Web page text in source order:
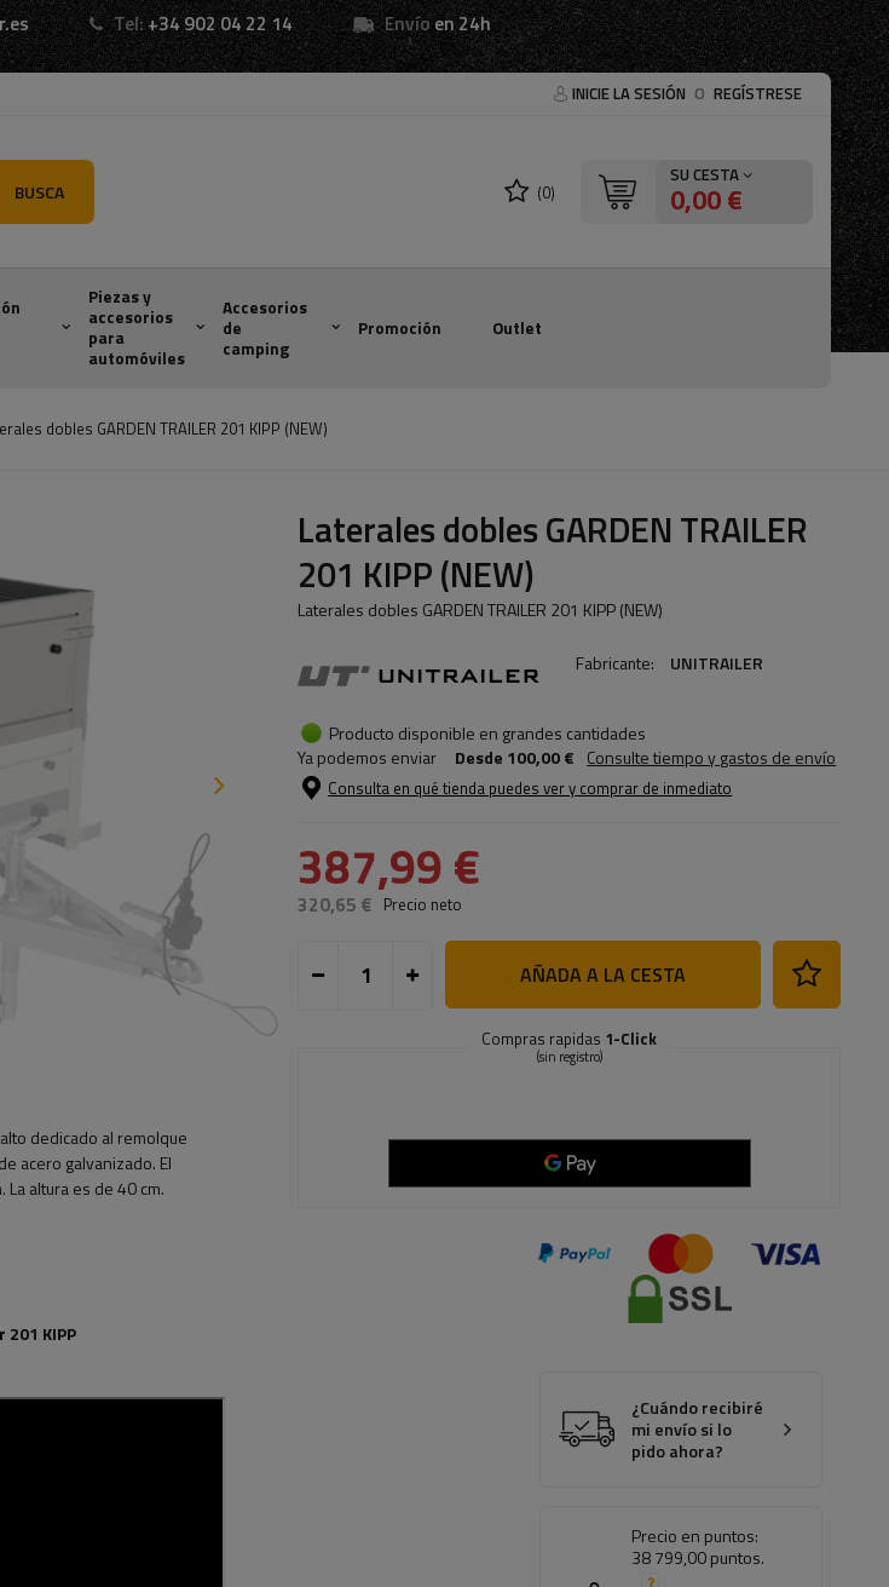
Tel: +34 902 04 22 14 Envíoen 24h
INICIE LA SESIÓN O REGÍSTRESE
BUSCA (0)
SU CESTA
0,00 €
Piezas y
accesorios
para
automóviles
Accesorios
de
camping
Promoción Outlet
dobles GARDEN TRAILER 201 KIPP (NEW)
Laterales dobles GARDEN TRAILER
201 KIPP (NEW)
Laterales dobles GARDEN TRAILER 201 KIPP (NEW)
Fabricante: UNITRAILER
Producto disponible en grandes cantidades
Ya podemos enviar
Desde 100,00 € Consulte tiempo y gastos de envío
Consulta en qué tienda puedes ver y comprar de inmediato
387,99 €
320,65 € Precio neto
AÑADA A LA CESTA
Compras rapidas 1-Click
(sin registro)
¿Cuándo recibiré
mi envío si lo
pido ahora?
Precio en puntos:
38 799,00 puntos.
dedicado al remolque
acero galvanizado. El
altura es de 40 cm.
KIPP